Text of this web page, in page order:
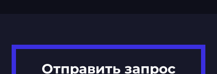
Отправить запрос